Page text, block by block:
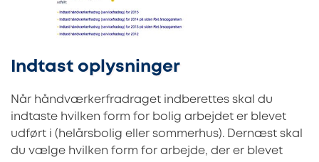
Indtast oplysninger
Når håndværkerfradraget indberettes skal du
indtaste hvilken form for bolig arbejdet er blevet
udført i (helårsbolig eller sommerhus). Dernæst skal
du vælge hvilken form for arbejde, der er blevet